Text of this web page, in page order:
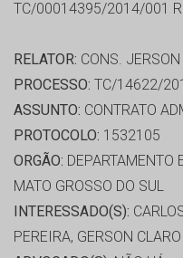
TC/00014395/2014/001
RELATOR: CONS.
PROCESSO: TC/14622/
ASSUNTO: CONTRATO
PROTOCOLO: 1532105
ORGÃO: DEPARTAMENTO
MATO GROSSO DO SUL
INTERESSADO(S):
PEREIRA, GERSON